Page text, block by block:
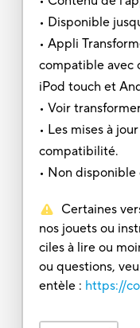
• Disponible
• Appli
compatible avec
iPod touch et
• Voir
• Les mises à
compatibilité.
• Non disponible
Certaines
nos jouets ou
ciles à lire ou
ou questions,
entèle : https://